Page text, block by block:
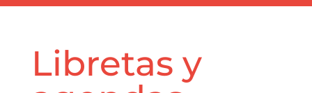
Libretas y